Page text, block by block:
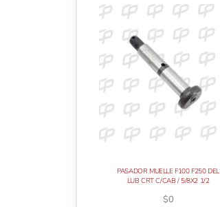
PASADOR MUELLE F100 F250 DEL
LUB CRT C/CAB / 5/8X2 1/2
$0